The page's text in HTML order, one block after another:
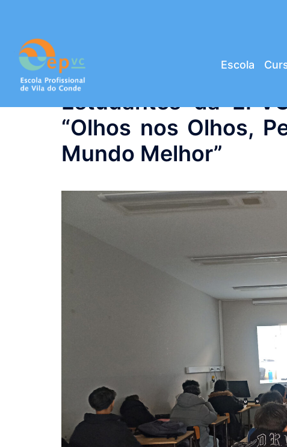
conteúdo
Escola
Estudantes da
“Olhos nos Olhos,
Mundo Melhor”